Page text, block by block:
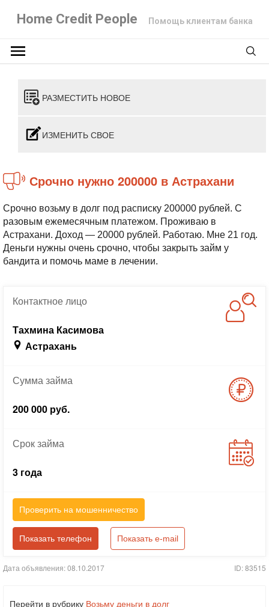
Home Credit People Помощь клиентам банка
РАЗМЕСТИТЬ НОВОЕ
ИЗМЕНИТЬ СВОЕ
Срочно нужно 200000 в Астрахани
Срочно возьму в долг под расписку 200000 рублей. С
разовым ежемесячным платежом. Проживаю в
Астрахани. Доход — 20000 рублей. Работаю. Мне 21 год.
Деньги нужны очень срочно, чтобы закрыть займ у
бандита и помочь маме в лечении.
Контактноелицо
Тахмина Касимова
Астрахань
Суммазайма
200 000 руб.
Срокзайма
3 года
Проверить на мошенничество
Показать телефон Показать e-mail
Дата объявления: 08.10.2017 ID: 83515
Перейти в рубрику Возьму деньги в долг